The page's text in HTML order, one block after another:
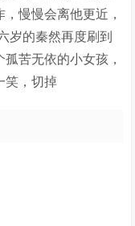
慢慢会离他更近，
岁的秦然再度刷到
苦无依的小女孩，
笑，切掉